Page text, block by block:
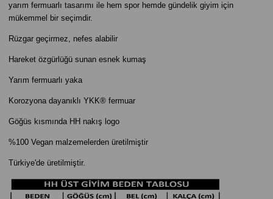
yarım fermuarlı tasarımı ile hem spor hemde gündelik giyim için
mükemmel bir seçimdir.
Rüzgar geçirmez, nefes alabilir
Hareket özgürlüğü sunan esnek kumaş
Yarım fermuarlı yaka
Korozyona dayanıklı YKK® fermuar
Göğüs kısmında HH nakış logo
%100 Vegan malzemelerden üretilmiştir
Türkiye'de üretilmiştir.